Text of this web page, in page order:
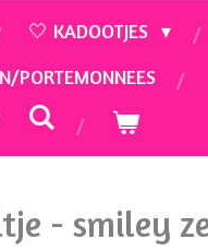
🤍 KADOOTJES
PORTEMONNEES
- smiley